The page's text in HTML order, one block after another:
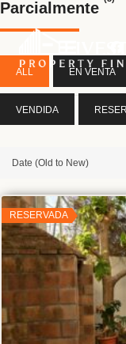
Parcialmente
ALL EN VENTA
VENDIDA
Date (Old to New)
RESERVADA